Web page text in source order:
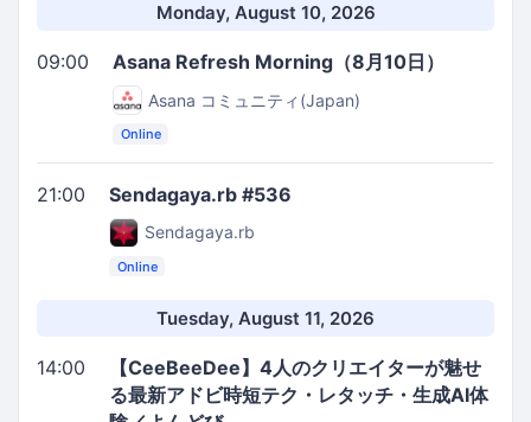
Monday, August 10, 2026
09:00 Asana Refresh Morning（8月10日）
Asana コミュニティ(Japan)
Online
21:00 Sendagaya.rb #536
Sendagaya.rb
Online
Tuesday, August 11, 2026
14:00
【CeeBeeDee】4人のクリエイターが魅せ
る最新アドビ時短テク・レタッチ・生成AI体